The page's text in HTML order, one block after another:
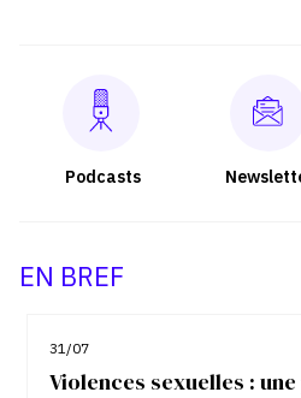
Podcasts
EN BREF
31/07
Violences sexuelles :